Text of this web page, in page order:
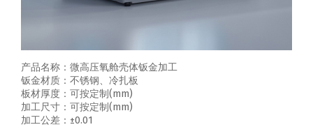
产品名称：微高压氧舱壳体钣金加工
钣金材质：不锈钢、冷扎板
板材厚度：可按定制(mm)
加工尺寸：可按定制(mm)
加工公差：±0.01